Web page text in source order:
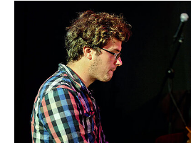
Show larger version for: